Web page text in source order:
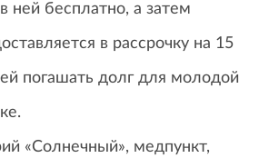
ней бесплатно, а затем
в рассрочку на 15
погашать долг для молодой
«Солнечный», медпункт,